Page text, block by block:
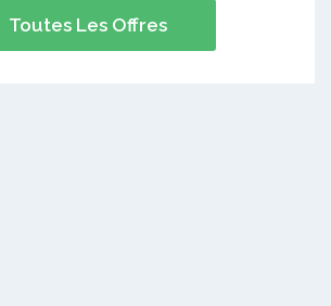
Toutes Les Offres